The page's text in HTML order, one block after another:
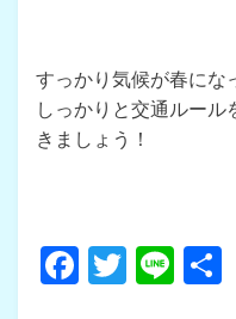
すっかり気候が春にな
しっかりと交通ルール
きましょう！
F
T
Li